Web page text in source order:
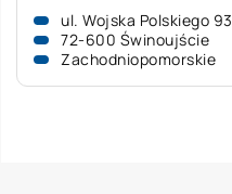
ul. Wojska Polskiego 93
72-600 Świnoujście
Zachodniopomorskie